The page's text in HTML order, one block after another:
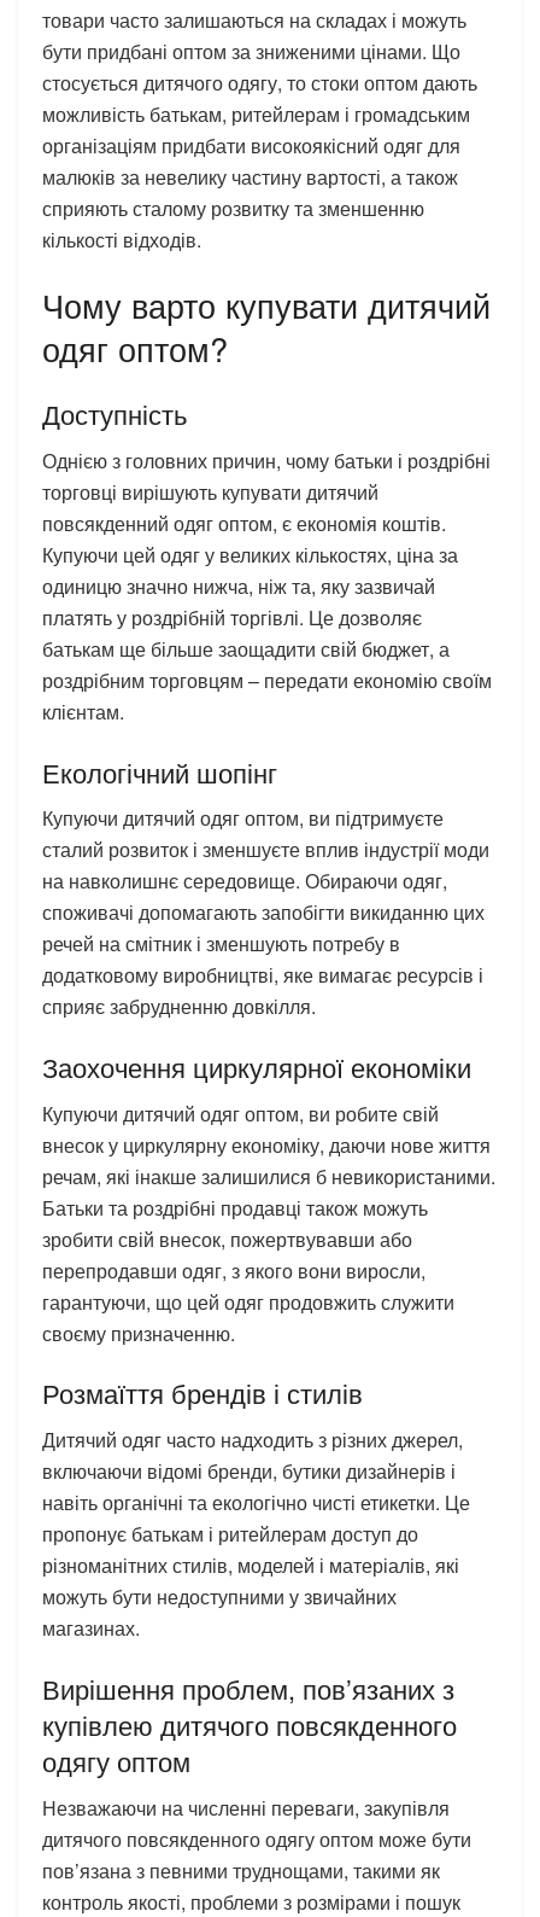
товари часто залишаються на складах і можуть
бути придбані оптом за зниженими цінами. Що
стосується дитячого одягу, то стоки оптом дають
можливість батькам, ритейлерам і громадським
організаціям придбати високоякісний одяг для
малюків за невелику частину вартості, а також
сприяють сталому розвитку та зменшенню
кількості відходів.
Чому варто купувати дитячий
одяг оптом?
Доступність
Однією з головних причин, чому батьки і роздрібні
торговці вирішують купувати дитячий
повсякденний одяг оптом, є економія коштів.
Купуючи цей одяг у великих кількостях, ціна за
одиницю значно нижча, ніж та, яку зазвичай
платять у роздрібній торгівлі. Це дозволяє
батькам ще більше заощадити свій бюджет, а
роздрібним торговцям – передати економію своїм
клієнтам.
Екологічний шопінг
Купуючи дитячий одяг оптом, ви підтримуєте
сталий розвиток і зменшуєте вплив індустрії моди
на навколишнє середовище. Обираючи одяг,
споживачі допомагають запобігти викиданню цих
речей на смітник і зменшують потребу в
додатковому виробництві, яке вимагає ресурсів і
сприяє забрудненню довкілля.
Заохочення циркулярної економіки
Купуючи дитячий одяг оптом, ви робите свій
внесок у циркулярну економіку, даючи нове життя
речам, які інакше залишилися б невикористаними.
Батьки та роздрібні продавці також можуть
зробити свій внесок, пожертвувавши або
перепродавши одяг, з якого вони виросли,
гарантуючи, що цей одяг продовжить служити
своєму призначенню.
Розмаїття брендів і стилів
Дитячий одяг часто надходить з різних джерел,
включаючи відомі бренди, бутики дизайнерів і
навіть органічні та екологічно чисті етикетки. Це
пропонує батькам і ритейлерам доступ до
різноманітних стилів, моделей і матеріалів, які
можуть бути недоступними у звичайних
магазинах.
Вирішення проблем, пов’язаних з
купівлею дитячого повсякденного
одягу оптом
Незважаючи на численні переваги, закупівля
дитячого повсякденного одягу оптом може бути
пов’язана з певними труднощами, такими як
контроль якості, проблеми з розмірами і пошук